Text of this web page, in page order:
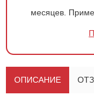
месяцев.
ОПИСАНИЕ